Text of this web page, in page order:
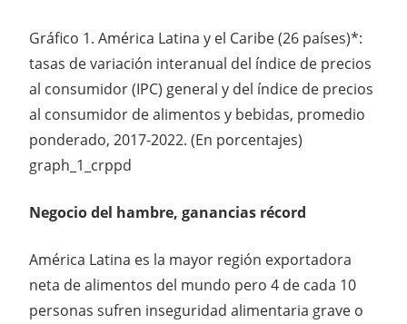
Gráfico 1. América Latina y el Caribe (26 países)*:
tasas de variación interanual del índice de precios
al consumidor (IPC) general y del índice de precios
al consumidor de alimentos y bebidas, promedio
ponderado, 2017-2022. (En porcentajes)
graph_1_crppd
Negocio del hambre, ganancias récord
América Latina es la mayor región exportadora
neta de alimentos del mundo pero 4 de cada 10
personas sufren inseguridad alimentaria grave o